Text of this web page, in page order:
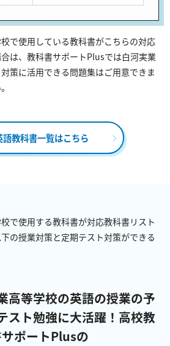
で使用している教科書がこちらの対応
は、教科書サポートPlusでは白河実業
策に活用できる問題集はご用意できま
語教科書一覧はこちら
で使用する教科書が対応教科書リスト
の授業対策と定期テスト対策ができる
高等学校の英語の授業の予
スト勉強に大活躍！ 高校教
ポートPlusの